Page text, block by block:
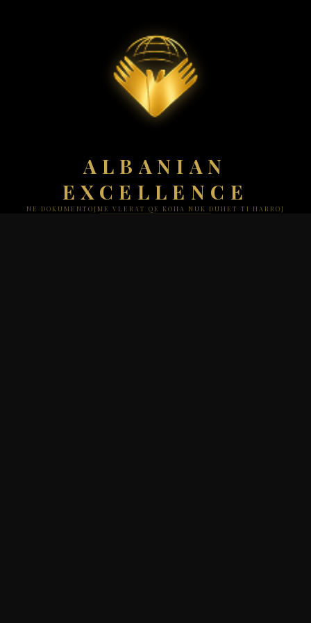
ALBANIAN
EXCELLENCE
NE DOKUMENTOJME VLERAT QE KOHA NUK DUHET TI HARROJ